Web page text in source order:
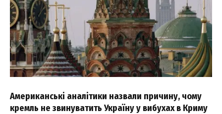
Американські аналітики назвали причину, чому
кремль не звинуватить Україну у вибухах в Криму